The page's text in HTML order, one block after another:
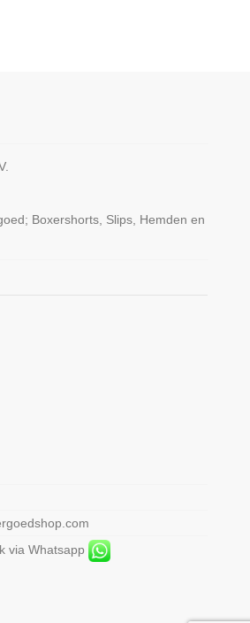
Boxershorts, Slips, Hemden en
via Whatsapp